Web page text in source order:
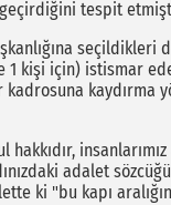
geçirdiğini tespit
kişi için) istismar
kaydırma
insanlarımız
adalet
ki "bu kapı